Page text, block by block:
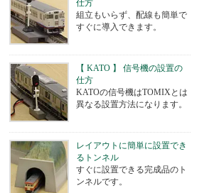
仕方
組立もいらず、配線も簡単で
すぐに導入できます。
【 KATO 】 信号機の設置の
仕方
KATOの信号機はTOMIXとは
異なる設置方法になります。
レイアウトに簡単に設置でき
るトンネル
すぐに設置できる完成品のト
ンネルです。